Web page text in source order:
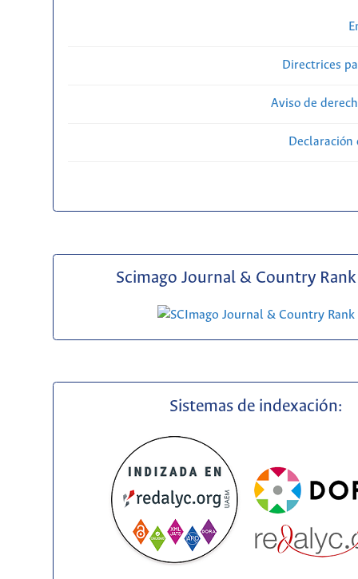
Directrices
Aviso de
Scimago Journal & Country Rank
Sistemas de indexación: